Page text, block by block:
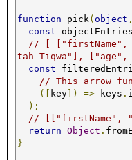
function pick( object ,
const
// [ ["firstName",
tah Tiqwa"], ["age",
const
// This arrow
([
key ]) => keys .
);
// [["firstName",
return
Object .
}